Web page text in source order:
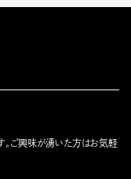
。ご興味が湧いた方はお気軽